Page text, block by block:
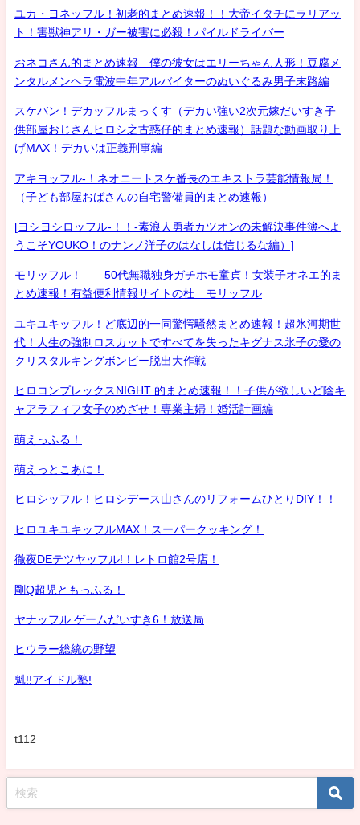
ユカ・ヨネッフル！初老的まとめ速報！！大帝イタチにラリアッ
ト！害獣神アリ・ガー被害に必殺！パイルドライバー
おネコさん的まとめ速報 僕の彼女はエリーちゃん人形！豆腐メ
ンタルメンヘラ電波中年アルバイターのぬいぐるみ男子末路編
スケバン！デカッフルまっくす（デカい強い2次元嫁だいすき子
供部屋おじさんヒロシ之古惑仔的まとめ速報）話題な動画取り上
げMAX！デカいは正義刑事編
アキヨッフル-！ネオニートスケ番長のエキストラ芸能情報局！
（子ども部屋おばさんの自宅警備員的まとめ速報）
[ヨシヨシロッフル-！！-素浪人勇者カツオンの未解決事件簿へよ
うこそYOUKO！のナンノ洋子のはなしは信じるな編）]
モリッフル！ 50代無職独身ガチホモ童貞！女装子オネエ的ま
とめ速報！有益便利情報サイトの杜 モリッフル
ユキユキッフル！ど底辺的一同驚愕騒然まとめ速報！超氷河期世
代！人生の強制ロスカットですべてを失ったキグナス氷子の愛の
クリスタルキングボンビー脱出大作戦
ヒロコンプレックスNIGHT 的まとめ速報！！子供が欲しいど陰キ
ャアラフィフ女子のめざせ！専業主婦！婚活計画編
萌えっふる！
萌えっとこあに！
ヒロシッフル！ヒロシデース山さんのリフォームひとりDIY！！
ヒロユキユキッフルMAX！スーパークッキング！
徹夜DEテツヤッフル!！レトロ館2号店！
剛Q超児ともっふる！
ヤナッフル ゲームだいすき6！放送局
ヒウラー総統の野望
魁!!アイドル塾!
t112